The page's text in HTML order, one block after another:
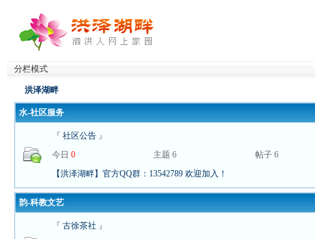
分栏模式
洪泽湖畔
水-社区服务
『 社区公告 』
今日 0 主题 6
帖子 6
【洪泽湖畔】官方QQ群：13542789 欢迎加入！
韵-科教文艺
『 古徐茶社 』